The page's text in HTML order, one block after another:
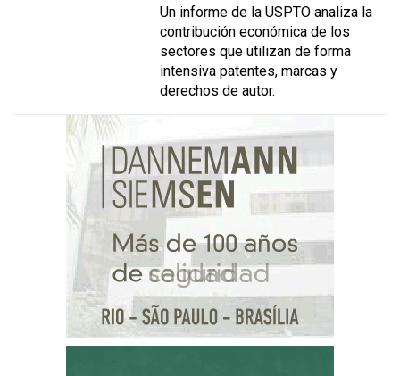
Un informe de la USPTO analiza la
contribución económica de los
sectores que utilizan de forma
intensiva patentes, marcas y
derechos de autor.